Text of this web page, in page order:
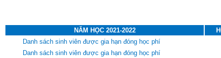
NĂM HỌC 2021-2022
Danh sách sinh viên được gia hạn đóng học phí
Danh sách sinh viên được gia hạn đóng học phí